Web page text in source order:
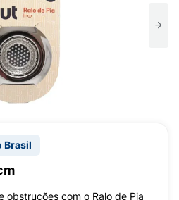
Brasil
obstruções com o Ralo de Pia